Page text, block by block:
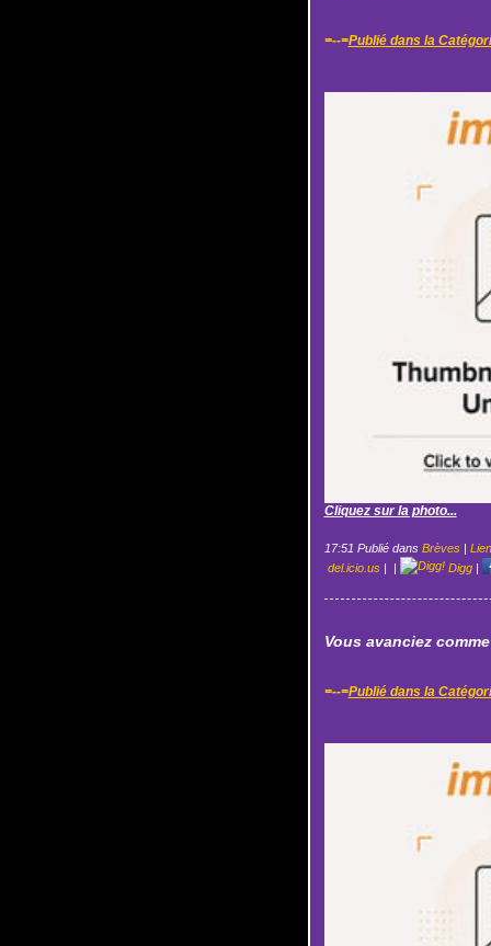
=--=Publié dans la
Cliquez sur la photo...
17:51 Publié dans Brèves |
del.icio.us | | Digg|
Vous avanciez
=--=Publié dans la